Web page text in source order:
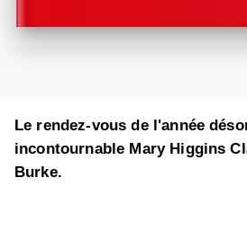
Le rendez-vous de l'année
incontournable Mary Higgins
Burke.